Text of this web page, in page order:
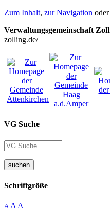
Zum Inhalt, zur Navigation oder
Verwaltungsgemeinschaft
zolling.de/
VG Suche
suchen
Schriftgröße
A A A